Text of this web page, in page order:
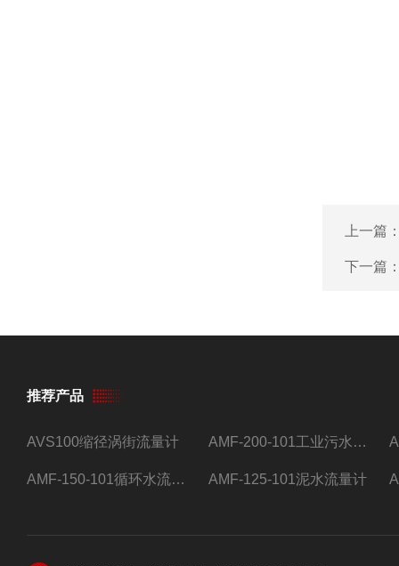
上一篇
下一篇
推荐产品
AVS100缩径涡街流量计 AMF-200-101工业污水流量计
AMF-150-101循环水流量计,电磁流量计 AMF-125-101泥水流量计